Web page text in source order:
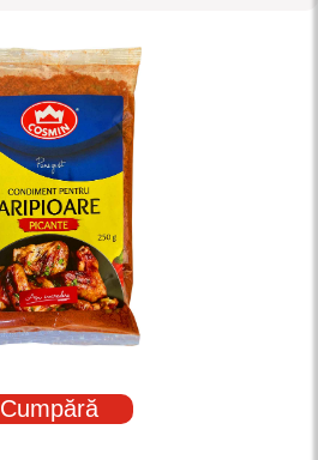
Cumpără